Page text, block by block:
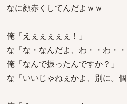
なに顔赤くしてんだよｗｗ
俺「えぇぇぇぇぇ！」
な「な・なんだよ、わ・・わ・・
俺「なんで振ったんですか？」
な「いいじゃねぇかよ、別に。